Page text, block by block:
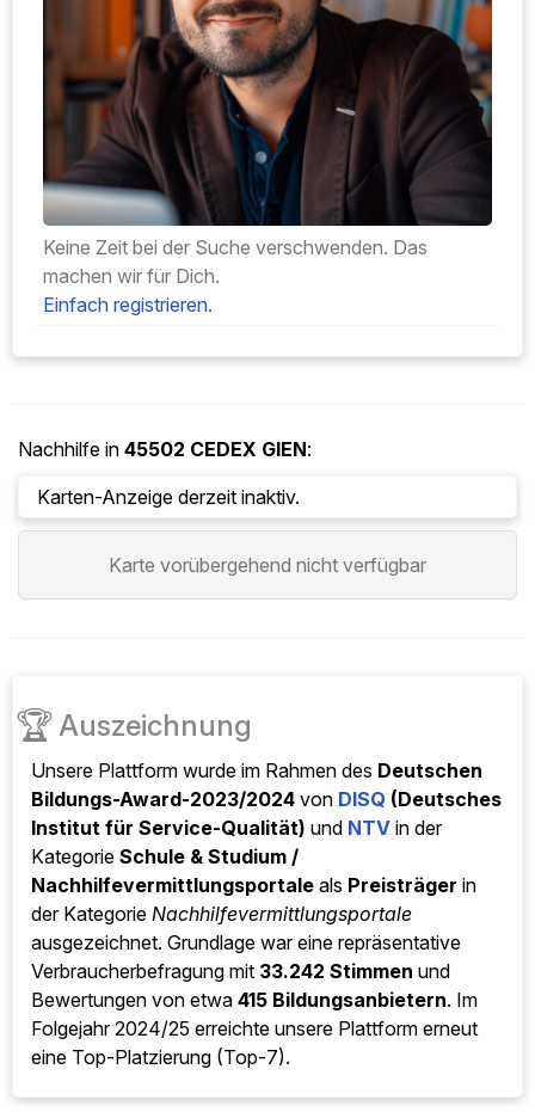
Keine Zeit bei der Suche verschwenden. Das
machen wir für Dich.
Einfach registrieren.
Nachhilfe in 45502 CEDEX GIEN:
Karten-Anzeige derzeit inaktiv.
Karte vorübergehend nicht verfügbar
🏆Auszeichnung
Unsere Plattform wurde im Rahmen des Deutschen
Bildungs-Award-2023/2024 von DISQ (Deutsches
Institut für Service-Qualität) und NTV in der
Kategorie Schule & Studium /
Nachhilfevermittlungsportale als Preisträger in
der Kategorie Nachhilfevermittlungsportale
ausgezeichnet. Grundlage war eine repräsentative
Verbraucherbefragung mit 33.242 Stimmen und
Bewertungen von etwa 415 Bildungsanbietern. Im
Folgejahr 2024/25 erreichte unsere Plattform erneut
eine Top-Platzierung (Top-7).